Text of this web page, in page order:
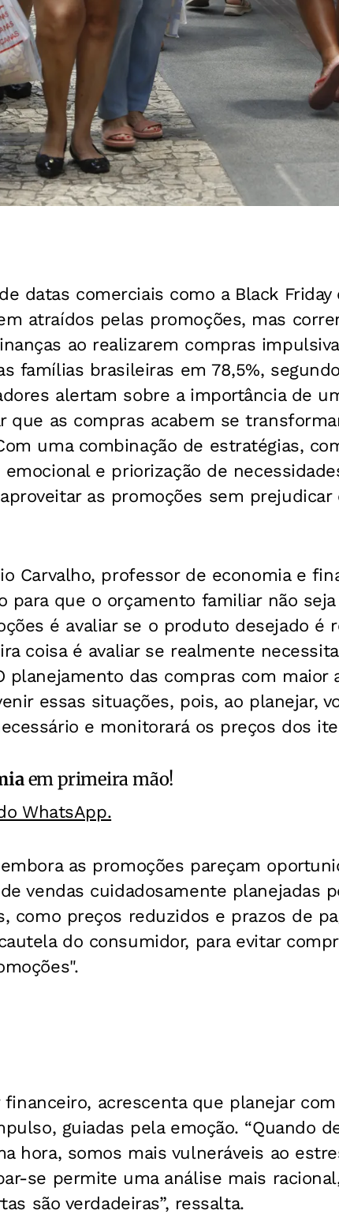
datas comerciais como a Black
atraídos pelas promoções, mas
ao realizarem compras
famílias brasileiras em 78,5%,
alertam sobre a importância de
que as compras acabem se
uma combinação de estratégias,
e priorização de
as promoções sem prejudicar
Carvalho, professor de economia e
para que o orçamento familiar não
é avaliar se o produto desejado é
coisa é avaliar se realmente
planejamento das compras com maior
essas situações, pois, ao planejar,
e monitorará os preços dos
em primeira mão!
WhatsApp.
as promoções pareçam
vendas cuidadosamente planejadas
como preços reduzidos e prazos de
do consumidor, para evitar
acrescenta que planejar
guiadas pela emoção. “Quando
hora, somos mais vulneráveis ao
se permite uma análise mais
são verdadeiras”, ressalta.